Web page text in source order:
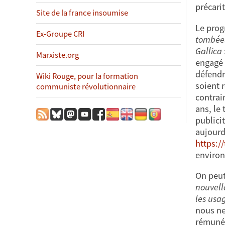
Site de la france insoumise
Ex-Groupe CRI
Marxiste.org
Wiki Rouge, pour la formation
communiste révolutionnaire
Le
Gallica
soient
ans, le
https://
On
les
nous